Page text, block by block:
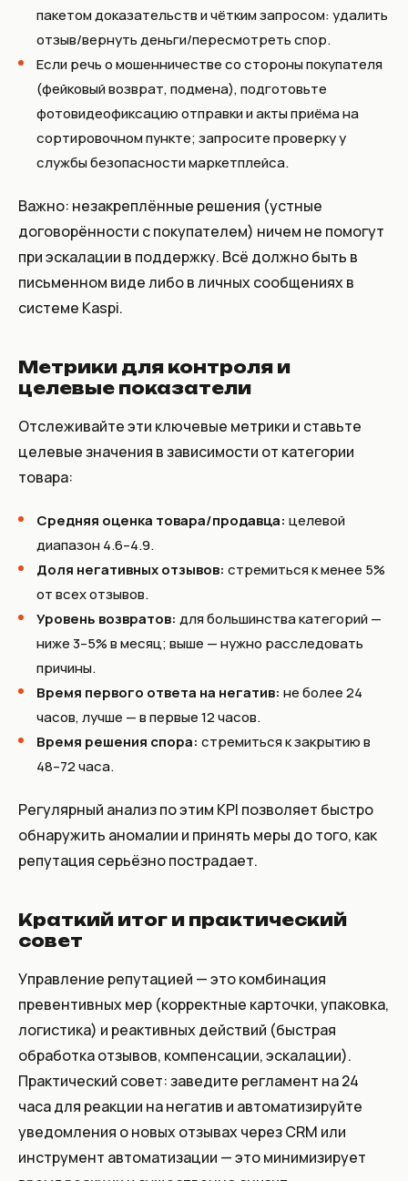
пакетом доказательств и чётким запросом: удалить
отзыв/вернуть деньги/пересмотреть спор.
Если речь о мошенничестве со стороны покупателя
(фейковый возврат, подмена), подготовьте
фотовидеофиксацию отправки и акты приёма на
сортировочном пункте; запросите проверку у
службы безопасности маркетплейса.
Важно: незакреплённые решения (устные
договорённости с покупателем) ничем не помогут
при эскалации в поддержку. Всё должно быть в
письменном виде либо в личных сообщениях в
системе Kaspi.
Метрики для контроля и
целевые показатели
Отслеживайте эти ключевые метрики и ставьте
целевые значения в зависимости от категории
товара:
Средняя оценка товара/продавца: целевой
диапазон 4.6–4.9.
Доля негативных отзывов: стремиться к менее 5%
от всех отзывов.
Уровень возвратов: для большинства категорий —
ниже 3–5% в месяц; выше — нужно расследовать
причины.
Время первого ответа на негатив: не более 24
часов, лучше — в первые 12 часов.
Время решения спора: стремиться к закрытию в
48–72 часа.
Регулярный анализ по этим KPI позволяет быстро
обнаружить аномалии и принять меры до того, как
репутация серьёзно пострадает.
Краткий итог и практический
совет
Управление репутацией — это комбинация
превентивных мер (корректные карточки, упаковка,
логистика) и реактивных действий (быстрая
обработка отзывов, компенсации, эскалации).
Практический совет: заведите регламент на 24
часа для реакции на негатив и автоматизируйте
уведомления о новых отзывах через CRM или
инструмент автоматизации — это минимизирует